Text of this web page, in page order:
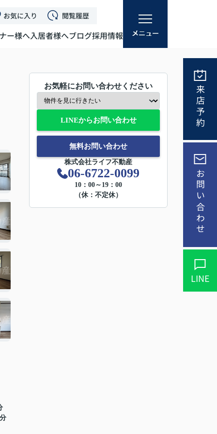
お気に入り 閲覧履歴
ー様へ入居者様へブログ採用情報
来店予約
お問い合わせ
LINE
お気軽にお問い合わせください
LINEからお問い合わせ
無料お問い合わせ
株式会社ライフ不動産
06-6722-0099
10：00～19：00
（休：不定休）